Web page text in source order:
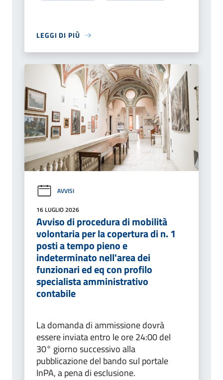
LEGGI DI PIÙ
AVVISI
16 LUGLIO 2026
Avviso di procedura di mobilità
volontaria per la copertura di n. 1
posti a tempo pieno e
indeterminato nell'area dei
funzionari ed eq con profilo
specialista amministrativo
contabile
La domanda di ammissione dovrà
essere inviata entro le ore 24:00 del
30° giorno successivo alla
pubblicazione del bando sul portale
InPA, a pena di esclusione.